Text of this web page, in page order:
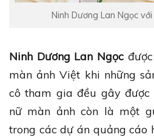
Ninh Dương Lan Ngọc
Ninh Dương Lan Ngọc
màn ảnh Việt khi những
cô tham gia đều gây được
nữ màn ảnh còn là một
trong các dự án quảng cáo